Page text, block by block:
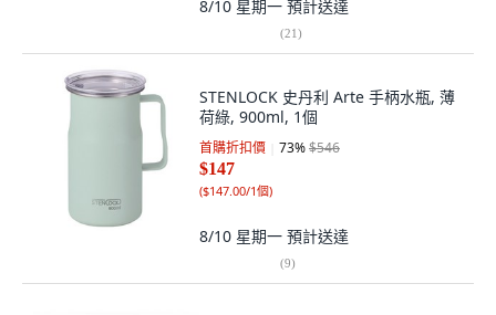
8/10 星期一 預計送達
(21)
STENLOCK 史丹利 Arte 手柄水瓶, 薄
荷綠, 900ml, 1個
首購折扣價 73%$546
$147
($147.00/1個)
8/10 星期一 預計送達
(9)